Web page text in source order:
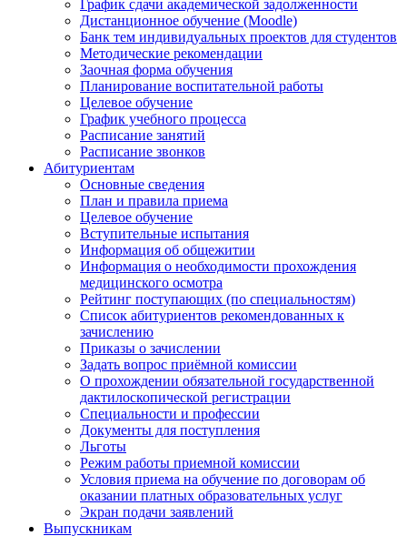
График сдачи академической задолженности
Дистанционное обучение (Moodle)
Банк тем индивидуальных проектов для студентов
Методические рекомендации
Заочная форма обучения
Планирование воспитательной работы
Целевое обучение
График учебного процесса
Расписание занятий
Расписание звонков
Абитуриентам
Основные сведения
План и правила приема
Целевое обучение
Вступительные испытания
Информация об общежитии
Информация о необходимости прохождения
медицинского осмотра
Рейтинг поступающих (по специальностям)
Список абитуриентов рекомендованных к
зачислению
Приказы о зачислении
Задать вопрос приёмной комиссии
О прохождении обязательной государственной
дактилоскопической регистрации
Специальности и профессии
Документы для поступления
Льготы
Режим работы приемной комиссии
Условия приема на обучение по договорам об
оказании платных образовательных услуг
Экран подачи заявлений
Выпускникам